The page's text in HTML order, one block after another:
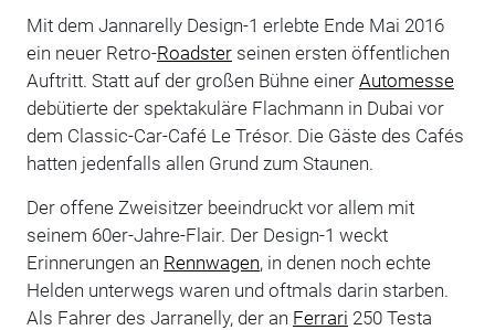
Mit dem Jannarelly Design-1 erlebte Ende Mai 2016
ein neuer Retro-Roadsterseinen ersten öffentlichen
Auftritt. Statt auf der großen Bühne einer Automesse
debütierte der spektakuläre Flachmann in Dubai vor
dem Classic-Car-Café Le Trésor. Die Gäste des Cafés
hatten jedenfalls allen Grund zum Staunen.
Der offene Zweisitzer beeindruckt vor allem mit
seinem 60er-Jahre-Flair. Der Design-1 weckt
Erinnerungen an Rennwagen, in denen noch echte
Helden unterwegs waren und oftmals darin starben.
Als Fahrer des Jarranelly, der an Ferrari 250 Testa